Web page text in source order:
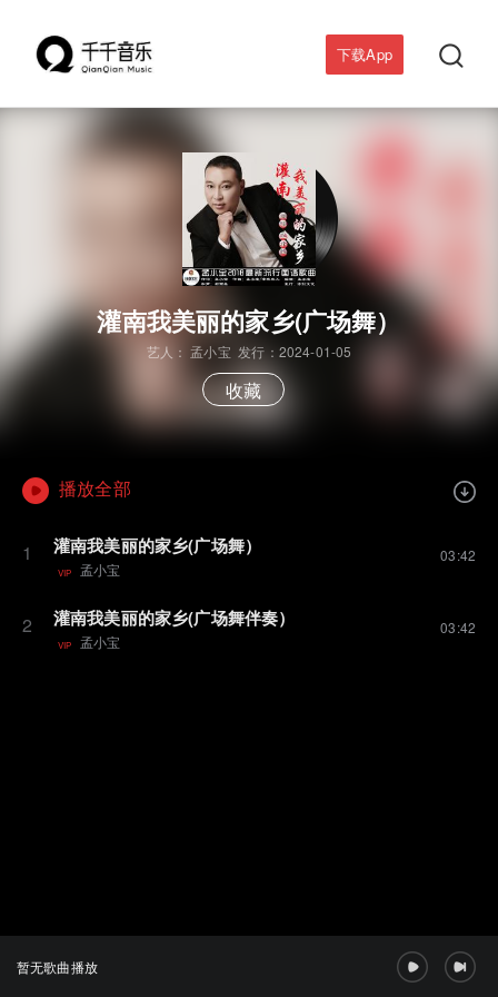
下载App 
灌南我美丽的家乡(广场舞）
艺人： 孟小宝 发行：2024-01-05
收藏
播放全部
1 灌南我美丽的家乡(广场舞）
VIP 孟小宝
03:42
2 灌南我美丽的家乡(广场舞伴奏）
VIP 孟小宝
03:42
暂无歌曲播放